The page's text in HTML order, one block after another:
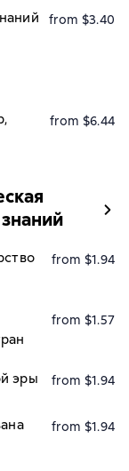
from $3.40
from $6.44
from $1.94
from $1.57
эры from $1.94
from $1.94